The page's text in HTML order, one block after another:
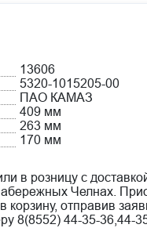
13606
5320-1015205-00
ПАО КАМАЗ
409 мм
263 мм
170 мм
в розницу с
Челнах.
отправив
8(8552) 44-35-36,44-